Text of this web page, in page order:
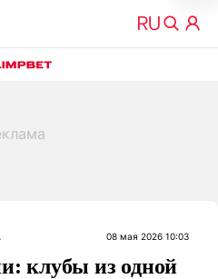
08 мая 2026 10:03
клубы из одной